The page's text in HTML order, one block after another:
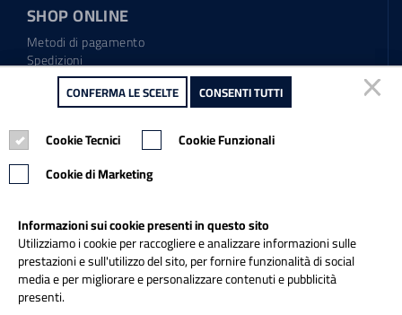
SHOP ONLINE
Metodi di pagamento
Spedizioni
Regolamento garanzia
Diritto di recesso
Tel.: 0865.904373
Email:info@italiapulitasrl.it
CONFERMA LE SCELTE CONSENTI TUTTI
Cookie Tecnici
Cookie Funzionali
Cookie di Marketing
Informazioni sui cookie presenti in questo sito
Utilizziamo i cookie per raccogliere e analizzare informazioni sulle
prestazioni e sull'utilizzo del sito, per fornire funzionalità di social
media e per migliorare e personalizzare contenuti e pubblicità
presenti.
CONFERMA LE SCELTE CONSENTI TUTTI
Cookie Tecnici
Cookie Funzionali
Cookie di Marketing
Informazioni sui cookie presenti in questo sito
Utilizziamo i cookie per raccogliere e analizzare informazioni sulle
prestazioni e sull'utilizzo del sito, per fornire funzionalità di social
media e per migliorare e personalizzare contenuti e pubblicità
presenti.